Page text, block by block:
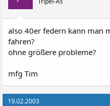
also 40er federn kann man
fahren?
ohne größere probleme?
mfg Tim
19.02.2003